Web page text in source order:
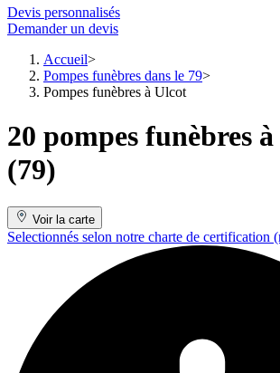
Devis personnalisés
Demander un devis
Accueil
Pompes funèbres dans le 79
Pompes funèbres à Ulcot
20 pompes funèbres
(79)
Voir la carte
Selectionnés selon notre charte de certification